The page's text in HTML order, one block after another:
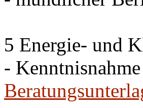
5 Energie- und
-